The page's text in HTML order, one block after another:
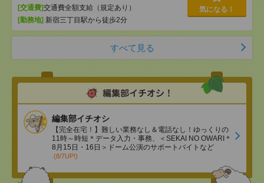
[交通費]交通費全額支給（規定あり）
[勤務地] 新宿三丁目駅から徒歩2分
気になる！
すべて見る
編集部イチオシ
【完全在宅！】難しい業務なし＆電話なし！ゆっくりの
11時～時短＊データ入力・事務、＜SEKAI NO OWARI＊
8月15日・16日＞ドーム公演のサポートバイトなど
(8/7UP!)